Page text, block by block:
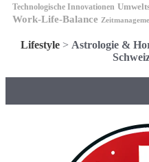
Technologische Innovationen
Work-Life-Balance
Lifestyle> Astrologie &